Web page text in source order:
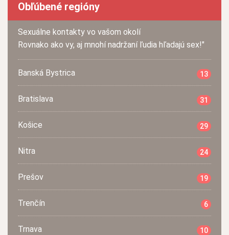
Obľúbené regióny
Sexuálne kontakty vo vašom okolí
Rovnako ako vy, aj mnohí nadržaní ľudia hľadajú sex!"
Banská Bystrica 13
Bratislava 31
Košice 29
Nitra 24
Prešov 19
Trenčín 6
Trnava 10